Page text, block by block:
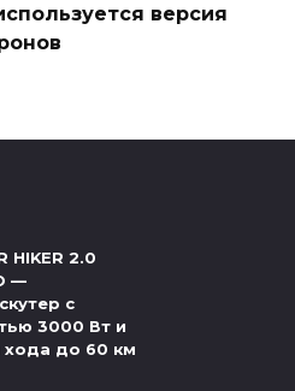
версия
HIKER 2.0
—
с
3000 Вт и
хода до 60 км